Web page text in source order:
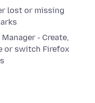
lost or missing
- Create,
or switch Firefox